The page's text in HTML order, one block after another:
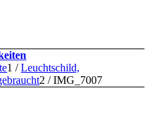
1 / Leuchtschild,
2 / IMG_7007